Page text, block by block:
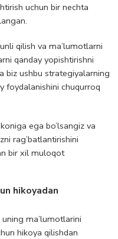
uchun bir nechta
qilish va ma’lumotlarni
qanday yopishtirishni
biz ushbu strategiyalarning
foydalanishini chuqurroq
ega bo’lsangiz va
rag’batlantirishini
bir xil muloqot
hikoyadan
ma’lumotlarini
hikoya qilishdan